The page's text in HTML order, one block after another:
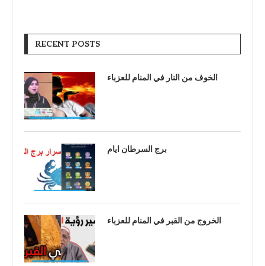
RECENT POSTS
الخوف من النار في المنام للعزباء
برج السرطان ايام
الخروج من القبر في المنام للعزباء